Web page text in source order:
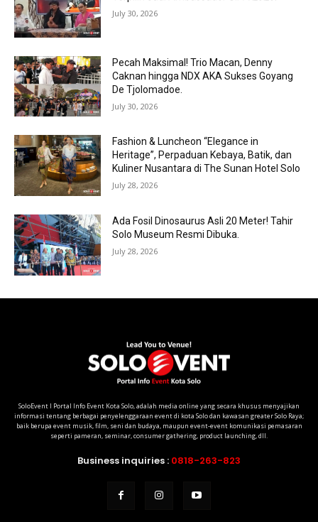
July 30, 2026
Pecah Maksimal! Trio Macan, Denny
Caknan hingga NDX AKA Sukses Goyang
De Tjolomadoe.
July 30, 2026
Fashion & Luncheon “Elegance in
Heritage”, Perpaduan Kebaya, Batik, dan
Kuliner Nusantara di The Sunan Hotel Solo
July 28, 2026
Ada Fosil Dinosaurus Asli 20 Meter! Tahir
Solo Museum Resmi Dibuka.
July 28, 2026
SoloEvent I Portal Info Event Kota Solo, adalah media online yang secara khusus menyajikan
informasi tentang berbagai penyelenggaraan event di kota Solo dan kawasan greater Solo Raya;
baik berupa event musik, film, seni dan budaya, maupun event-event komunikasi pemasaran
seperti pameran, seminar, consumer gathering, product launching, dll.
Business inquiries : 0818-263-823